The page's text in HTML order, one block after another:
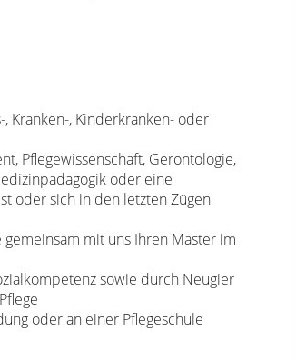
Kranken-, Kinderkranken- oder
Pflegewissenschaft, Gerontologie,
oder eine
oder sich in den letzten Zügen
mit uns Ihren Master im
sowie durch Neugier
oder an einer Pflegeschule